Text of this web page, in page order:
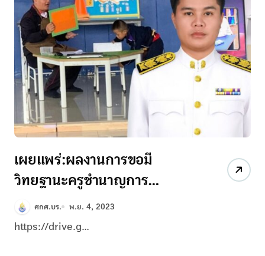
เผยแพร่:ผลงานการขอมี
วิทยฐานะครูชำนาญการ
ว21+วPA (ไฟล์แก้ไขได้)
ศกศ.บร. พ.ย. 4, 2023
https://drive.g...